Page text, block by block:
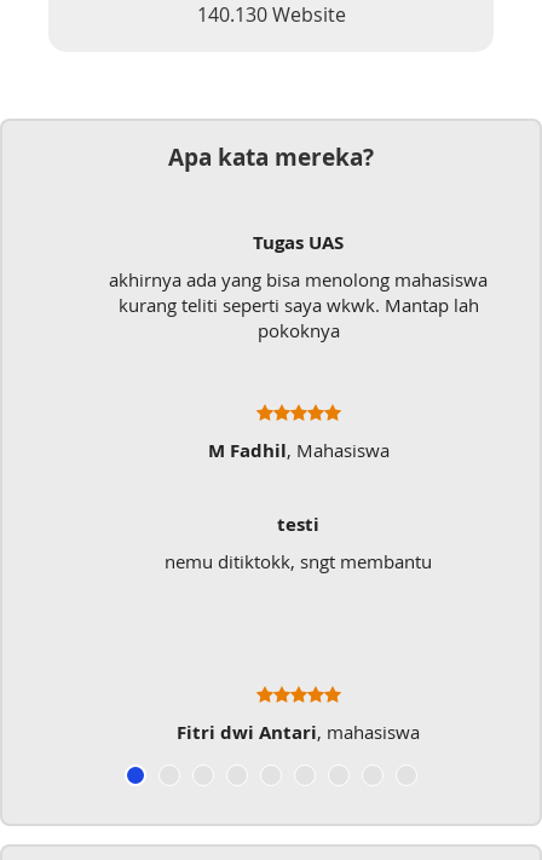
140.130 Website
Apa kata mereka?
Tugas UAS
akhirnya ada yang bisa menolong mahasiswa
kurang teliti seperti saya wkwk. Mantap lah
pokoknya
M Fadhil, Mahasiswa
testi
nemu ditiktokk, sngt membantu
Fitri dwi Antari, mahasiswa